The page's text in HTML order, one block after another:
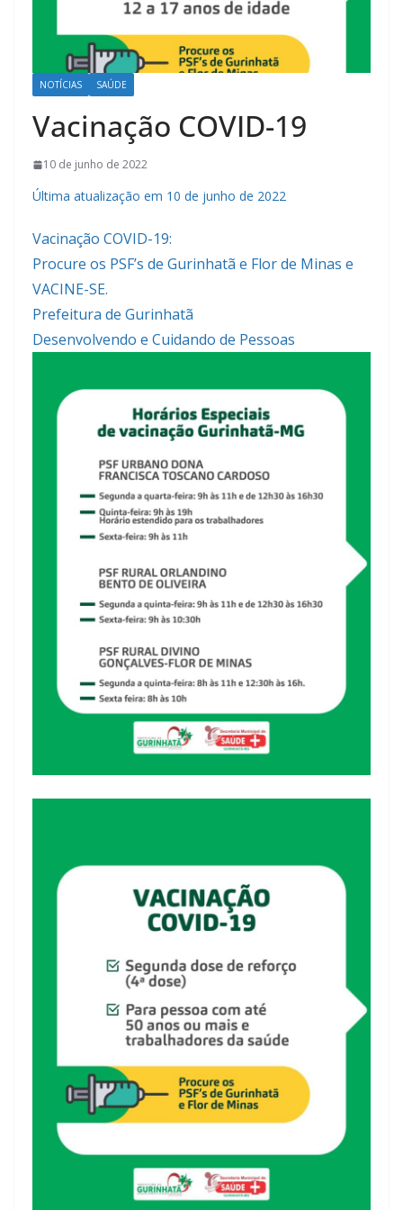
NOTÍCIAS SAÚDE
Vacinação COVID-19
10 de junho de 2022
Última atualização em 10 de junho de 2022
Vacinação COVID-19:
Procure os PSF’s de Gurinhatã e Flor de Minas e
VACINE-SE.
Prefeitura de Gurinhatã
Desenvolvendo e Cuidando de Pessoas